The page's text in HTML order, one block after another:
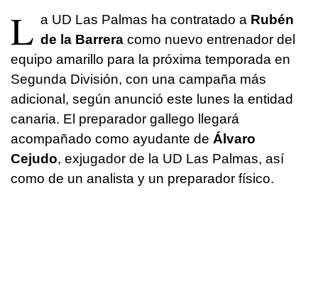
L a UD Las Palmas ha contratado a Rubén
de la Barrera como nuevo entrenador del
equipo amarillo para la próxima temporada en
Segunda División, con una campaña más
adicional, según anunció este lunes la entidad
canaria. El preparador gallego llegará
acompañado como ayudante de Álvaro
Cejudo, exjugador de la UD Las Palmas, así
como de un analista y un preparador físico.